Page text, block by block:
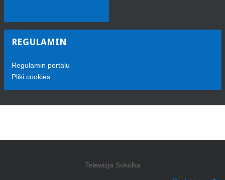
REGULAMIN
Regulamin portalu
Pliki cookies
Telewizja Sokółka